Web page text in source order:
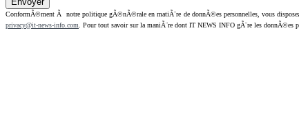
ConformÃ©ment Ã notre politique gÃ©nÃ©rale en matiÃ¨re de donnÃ©es personnelles, vous
privacy@it-news-info.com . Pour tout savoir sur la maniÃ¨re dont IT NEWS INFO gÃ¨re les donnÃ©es